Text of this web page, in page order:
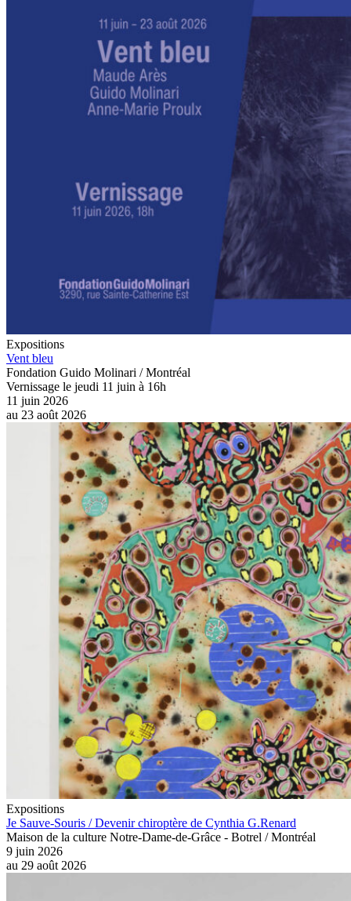
Expositions
Vent bleu
Fondation Guido Molinari / Montréal
Vernissage le jeudi 11 juin à 16h
11 juin 2026
au 23 août 2026
Expositions
Je Sauve-Souris / Devenir chiroptère de Cynthia G.Renard
Maison de la culture Notre-Dame-de-Grâce - Botrel / Montréal
9 juin 2026
au 29 août 2026